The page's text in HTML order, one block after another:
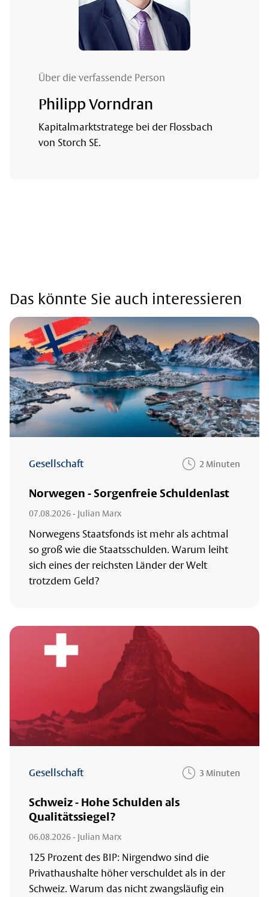
Über die verfassende Person
Philipp Vorndran
Kapitalmarktstratege bei der Flossbach
von Storch SE.
Das könnte Sie auch interessieren
Gesellschaft 2 Minuten
Norwegen - Sorgenfreie Schuldenlast
07.08.2026- Julian Marx
Norwegens Staatsfonds ist mehr als achtmal
so groß wie die Staatsschulden. Warum leiht
sich eines der reichsten Länder der Welt
trotzdem Geld?
Gesellschaft 3 Minuten
Schweiz - Hohe Schulden als
Qualitätssiegel?
06.08.2026- Julian Marx
125 Prozent des BIP: Nirgendwo sind die
Privathaushalte höher verschuldet als in der
Schweiz. Warum das nicht zwangsläufig ein